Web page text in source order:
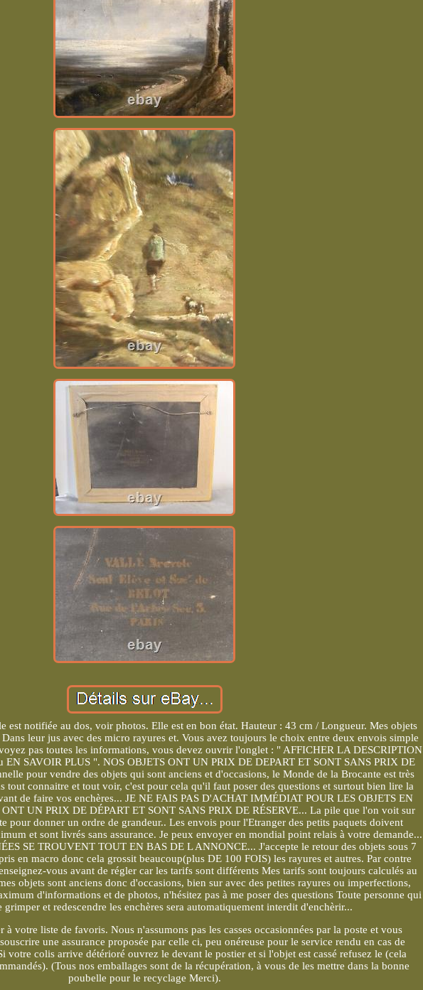
est notifiée au dos, voir photos. Elle est en bon état. Hauteur : 43 cm / Longueur. Mes objets
leur jus avec des micro rayures et. Vous avez toujours le choix entre deux envois simple
pas toutes les informations, vous devez ouvrir l'onglet : " AFFICHER LA DESCRIPTION
EN SAVOIR PLUS ". NOS OBJETS ONT UN PRIX DE DEPART ET SONT SANS PRIX DE
pour vendre des objets qui sont anciens et d'occasions, le Monde de la Brocante est très
tout connaitre et tout voir, c'est pour cela qu'il faut poser des questions et surtout bien lire la
de faire vos enchères... JE NE FAIS PAS D'ACHAT IMMÉDIAT POUR LES OBJETS EN
ONT UN PRIX DE DÉPART ET SONT SANS PRIX DE RÉSERVE... La pile que l'on voit sur
pour donner un ordre de grandeur.. Les envois pour l'Etranger des petits paquets doivent
et sont livrés sans assurance. Je peux envoyer en mondial point relais à votre demande...
SE TROUVENT TOUT EN BAS DE L ANNONCE... J'accepte le retour des objets sous 7
en macro donc cela grossit beaucoup(plus DE 100 FOIS) les rayures et autres. Par contre
vous avant de régler car les tarifs sont différents Mes tarifs sont toujours calculés au
objets sont anciens donc d'occasions, bien sur avec des petites rayures ou imperfections,
d'informations et de photos, n'hésitez pas à me poser des questions Toute personne qui
grimper et redescendre les enchères sera automatiquement interdit d'enchèrir...
à votre liste de favoris. Nous n'assumons pas les casses occasionnées par la poste et vous
une assurance proposée par celle ci, peu onéreuse pour le service rendu en cas de
votre colis arrive détérioré ouvrez le devant le postier et si l'objet est cassé refusez le (cela
(Tous nos emballages sont de la récupération, à vous de les mettre dans la bonne
poubelle pour le recyclage Merci).